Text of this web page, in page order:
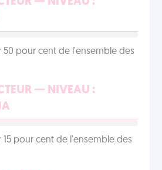
50 pour cent de l'ensemble des
— NIVEAU :
15 pour cent de l'ensemble des